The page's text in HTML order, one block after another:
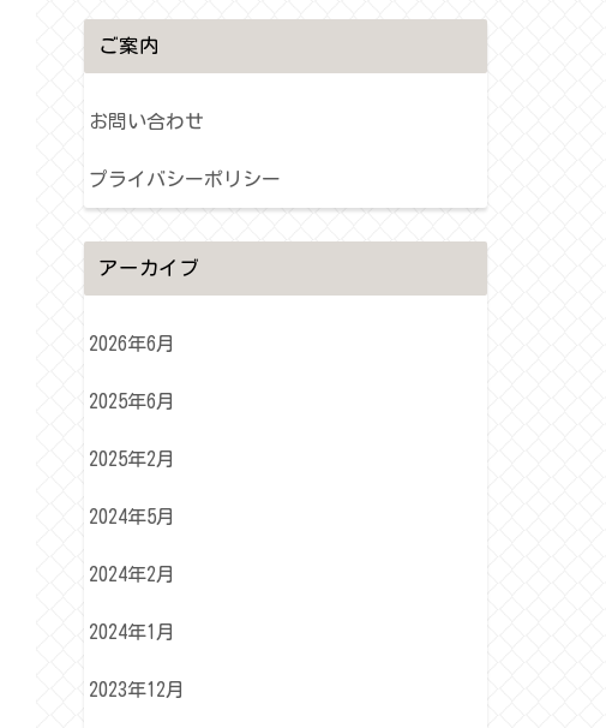
ご案内
お問い合わせ
プライバシーポリシー
アーカイブ
2026年6月
2025年6月
2025年2月
2024年5月
2024年2月
2024年1月
2023年12月